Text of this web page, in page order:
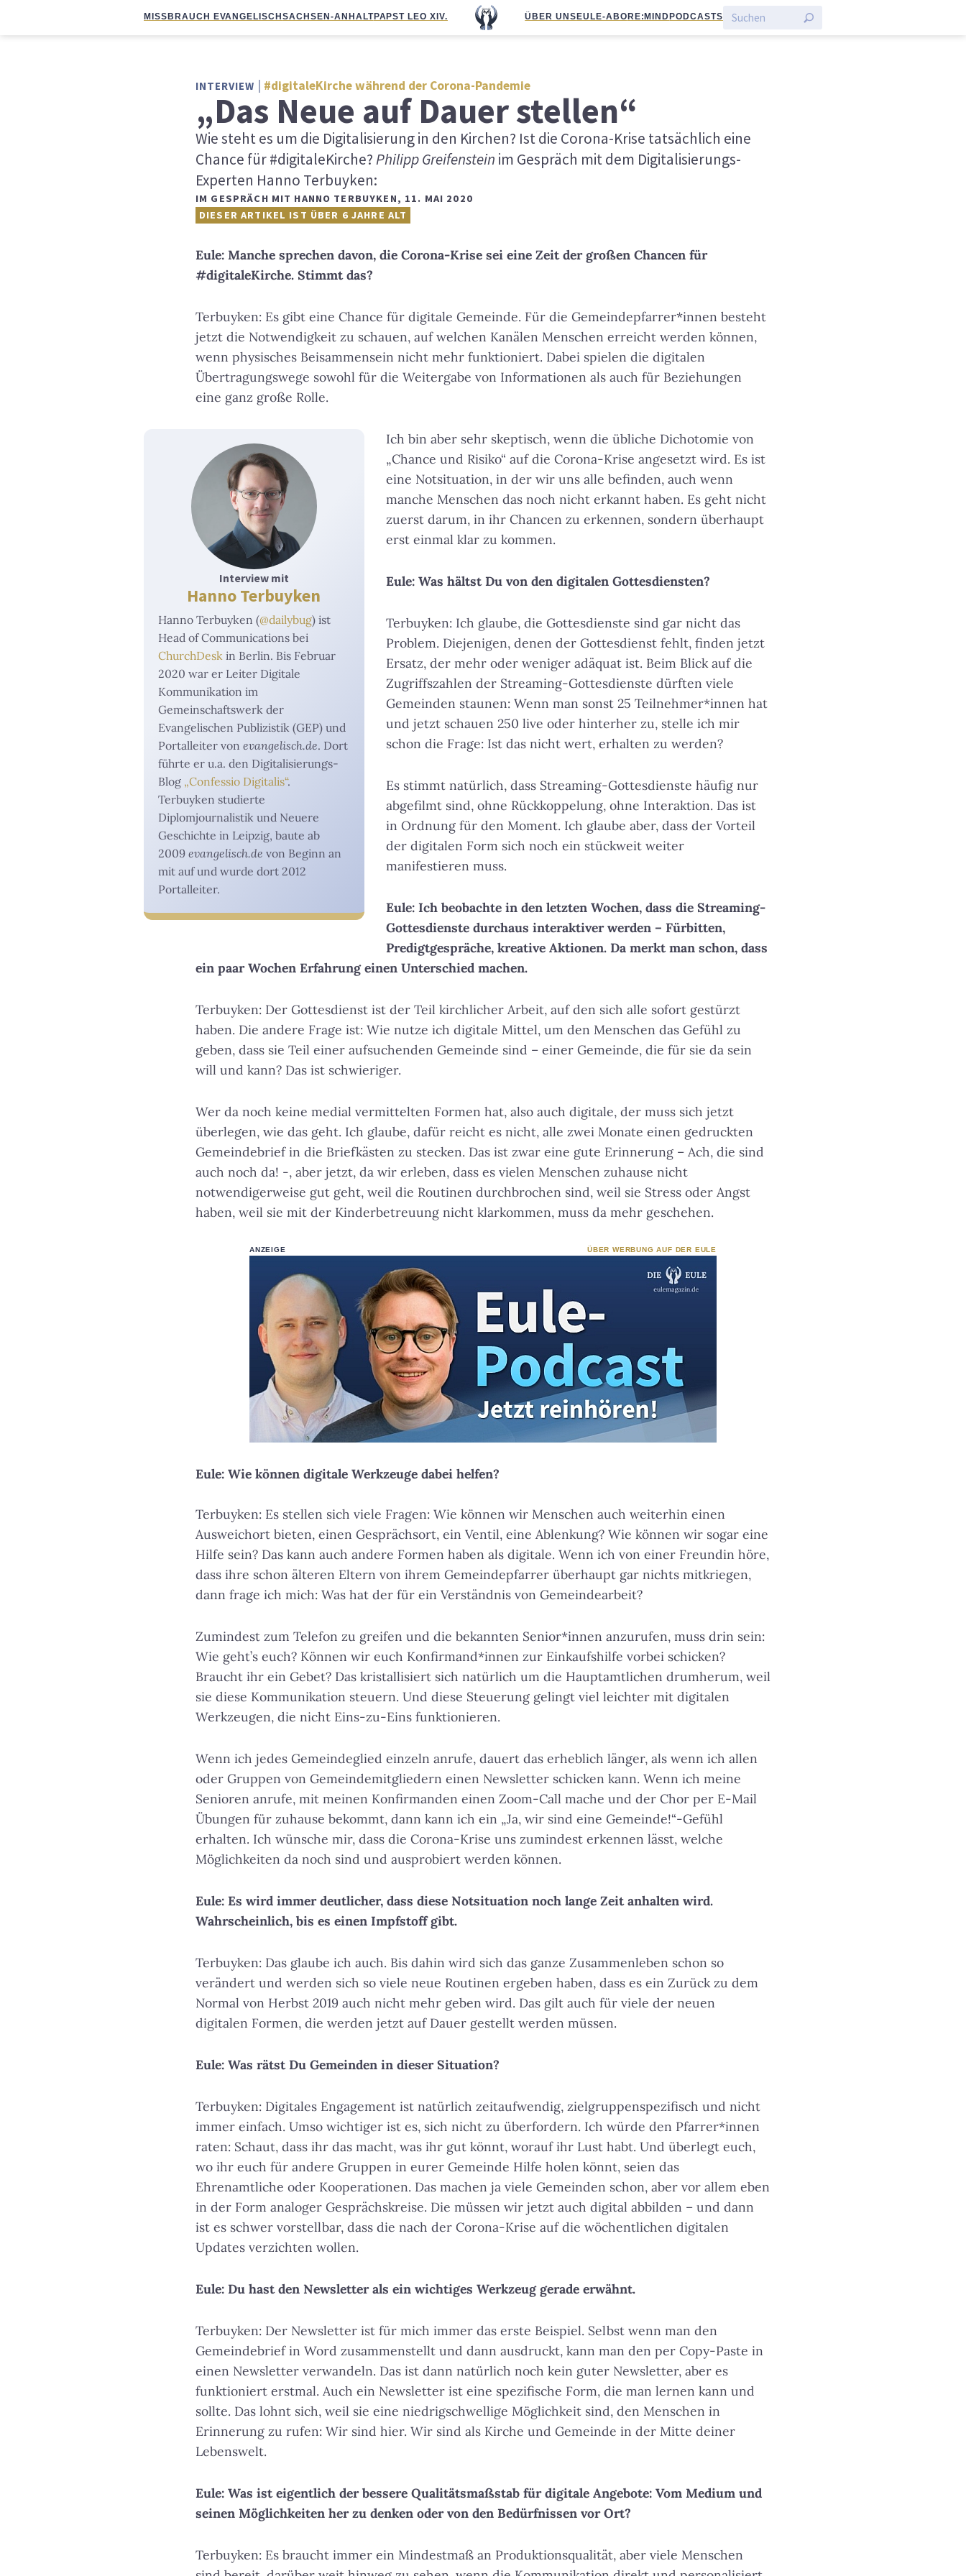
MISSBRAUCH EVANGELISCHSACHSEN-ANHALTPAPST LEO XIV. ÜBER UNS EULE-ABO RE:MIND PODCASTS
INTERVIEW #digitaleKirche während der Corona-Pandemie
„Das Neue auf Dauer stellen“
Wie steht es um die Digitalisierung in den Kirchen? Ist die Corona-Krise tatsächlich eine
Chance für #digitaleKirche?Philipp Greifenstein im Gespräch mit dem Digitalisierungs-
Experten Hanno Terbuyken:
IM GESPRÄCH MIT HANNO TERBUYKEN, 11. MAI 2020
DIESER ARTIKEL IST ÜBER 6 JAHRE ALT
Eule: Manche sprechen davon, die Corona-Krise sei eine Zeit der großen Chancen für
#digitaleKirche. Stimmt das?
Terbuyken: Es gibt eine Chance für digitale Gemeinde. Für die Gemeindepfarrer*innen besteht
jetzt die Notwendigkeit zu schauen, auf welchen Kanälen Menschen erreicht werden können,
wenn physisches Beisammensein nicht mehr funktioniert. Dabei spielen die digitalen
Übertragungswege sowohl für die Weitergabe von Informationen als auch für Beziehungen
eine ganz große Rolle.
Interview mit
Hanno Terbuyken
Hanno Terbuyken (@dailybug) ist
Head of Communications bei
ChurchDesk in Berlin. Bis Februar
2020 war er Leiter Digitale
Kommunikation im
Gemeinschaftswerk der
Evangelischen Publizistik (GEP) und
Portalleiter von evangelisch.de. Dort
führte er u.a. den Digitalisierungs-
Blog „Confessio Digitalis“.
Terbuyken studierte
Diplomjournalistik und Neuere
Geschichte in Leipzig, baute ab
2009 evangelisch.de von Beginn an
mit auf und wurde dort 2012
Portalleiter.
Ich bin aber sehr skeptisch, wenn die übliche Dichotomie von
„Chance und Risiko“ auf die Corona-Krise angesetzt wird. Es ist
eine Notsituation, in der wir uns alle befinden, auch wenn
manche Menschen das noch nicht erkannt haben. Es geht nicht
zuerst darum, in ihr Chancen zu erkennen, sondern überhaupt
erst einmal klar zu kommen.
Eule: Was hältst Du von den digitalen Gottesdiensten?
Terbuyken: Ich glaube, die Gottesdienste sind gar nicht das
Problem. Diejenigen, denen der Gottesdienst fehlt, finden jetzt
Ersatz, der mehr oder weniger adäquat ist. Beim Blick auf die
Zugriffszahlen der Streaming-Gottesdienste dürften viele
Gemeinden staunen: Wenn man sonst 25 Teilnehmer*innen hat
und jetzt schauen 250 live oder hinterher zu, stelle ich mir
schon die Frage: Ist das nicht wert, erhalten zu werden?
Es stimmt natürlich, dass Streaming-Gottesdienste häufig nur
abgefilmt sind, ohne Rückkoppelung, ohne Interaktion. Das ist
in Ordnung für den Moment. Ich glaube aber, dass der Vorteil
der digitalen Form sich noch ein stückweit weiter
manifestieren muss.
Eule: Ich beobachte in den letzten Wochen, dass die Streaming-
Gottesdienste durchaus interaktiver werden – Fürbitten,
Predigtgespräche, kreative Aktionen. Da merkt man schon, dass
ein paar Wochen Erfahrung einen Unterschied machen.
Terbuyken: Der Gottesdienst ist der Teil kirchlicher Arbeit, auf den sich alle sofort gestürzt
haben. Die andere Frage ist: Wie nutze ich digitale Mittel, um den Menschen das Gefühl zu
geben, dass sie Teil einer aufsuchenden Gemeinde sind – einer Gemeinde, die für sie da sein
will und kann? Das ist schwieriger.
Wer da noch keine medial vermittelten Formen hat, also auch digitale, der muss sich jetzt
überlegen, wie das geht. Ich glaube, dafür reicht es nicht, alle zwei Monate einen gedruckten
Gemeindebrief in die Briefkästen zu stecken. Das ist zwar eine gute Erinnerung – Ach, die sind
auch noch da! -, aber jetzt, da wir erleben, dass es vielen Menschen zuhause nicht
notwendigerweise gut geht, weil die Routinen durchbrochen sind, weil sie Stress oder Angst
haben, weil sie mit der Kinderbetreuung nicht klarkommen, muss da mehr geschehen.
ANZEIGE ÜBER WERBUNG AUF DER EULE
Eule: Wie können digitale Werkzeuge dabei helfen?
Terbuyken: Es stellen sich viele Fragen: Wie können wir Menschen auch weiterhin einen
Ausweichort bieten, einen Gesprächsort, ein Ventil, eine Ablenkung? Wie können wir sogar eine
Hilfe sein? Das kann auch andere Formen haben als digitale. Wenn ich von einer Freundin höre,
dass ihre schon älteren Eltern von ihrem Gemeindepfarrer überhaupt gar nichts mitkriegen,
dann frage ich mich: Was hat der für ein Verständnis von Gemeindearbeit?
Zumindest zum Telefon zu greifen und die bekannten Senior*innen anzurufen, muss drin sein:
Wie geht’s euch? Können wir euch Konfirmand*innen zur Einkaufshilfe vorbei schicken?
Braucht ihr ein Gebet? Das kristallisiert sich natürlich um die Hauptamtlichen drumherum, weil
sie diese Kommunikation steuern. Und diese Steuerung gelingt viel leichter mit digitalen
Werkzeugen, die nicht Eins-zu-Eins funktionieren.
Wenn ich jedes Gemeindeglied einzeln anrufe, dauert das erheblich länger, als wenn ich allen
oder Gruppen von Gemeindemitgliedern einen Newsletter schicken kann. Wenn ich meine
Senioren anrufe, mit meinen Konfirmanden einen Zoom-Call mache und der Chor per E-Mail
Übungen für zuhause bekommt, dann kann ich ein „Ja, wir sind eine Gemeinde!“-Gefühl
erhalten. Ich wünsche mir, dass die Corona-Krise uns zumindest erkennen lässt, welche
Möglichkeiten da noch sind und ausprobiert werden können.
Eule: Es wird immer deutlicher, dass diese Notsituation noch lange Zeit anhalten wird.
Wahrscheinlich, bis es einen Impfstoff gibt.
Terbuyken: Das glaube ich auch. Bis dahin wird sich das ganze Zusammenleben schon so
verändert und werden sich so viele neue Routinen ergeben haben, dass es ein Zurück zu dem
Normal von Herbst 2019 auch nicht mehr geben wird. Das gilt auch für viele der neuen
digitalen Formen, die werden jetzt auf Dauer gestellt werden müssen.
Eule: Was rätst Du Gemeinden in dieser Situation?
Terbuyken: Digitales Engagement ist natürlich zeitaufwendig, zielgruppenspezifisch und nicht
immer einfach. Umso wichtiger ist es, sich nicht zu überfordern. Ich würde den Pfarrer*innen
raten: Schaut, dass ihr das macht, was ihr gut könnt, worauf ihr Lust habt. Und überlegt euch,
wo ihr euch für andere Gruppen in eurer Gemeinde Hilfe holen könnt, seien das
Ehrenamtliche oder Kooperationen. Das machen ja viele Gemeinden schon, aber vor allem eben
in der Form analoger Gesprächskreise. Die müssen wir jetzt auch digital abbilden – und dann
ist es schwer vorstellbar, dass die nach der Corona-Krise auf die wöchentlichen digitalen
Updates verzichten wollen.
Eule: Du hast den Newsletter als ein wichtiges Werkzeug gerade erwähnt.
Terbuyken: Der Newsletter ist für mich immer das erste Beispiel. Selbst wenn man den
Gemeindebrief in Word zusammenstellt und dann ausdruckt, kann man den per Copy-Paste in
einen Newsletter verwandeln. Das ist dann natürlich noch kein guter Newsletter, aber es
funktioniert erstmal. Auch ein Newsletter ist eine spezifische Form, die man lernen kann und
sollte. Das lohnt sich, weil sie eine niedrigschwellige Möglichkeit sind, den Menschen in
Erinnerung zu rufen: Wir sind hier. Wir sind als Kirche und Gemeinde in der Mitte deiner
Lebenswelt.
Eule: Was ist eigentlich der bessere Qualitätsmaßstab für digitale Angebote: Vom Medium und
seinen Möglichkeiten her zu denken oder von den Bedürfnissen vor Ort?
Terbuyken: Es braucht immer ein Mindestmaß an Produktionsqualität, aber viele Menschen